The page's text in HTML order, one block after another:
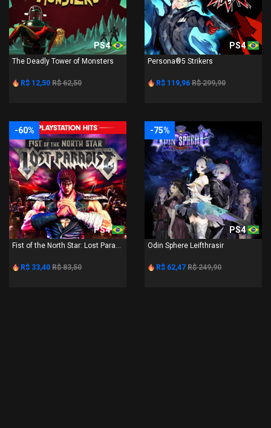
PS4
The Deadly Tower of Monsters
R$ 12,50 R$ 62,50
PS4
Persona®5 Strikers
R$ 119,96 R$ 299,90
-60%
PS4
Fist of the North Star: Lost Para...
R$ 33,40 R$ 83,50
-75%
PS4
Odin Sphere Leifthrasir
R$ 62,47 R$ 249,90